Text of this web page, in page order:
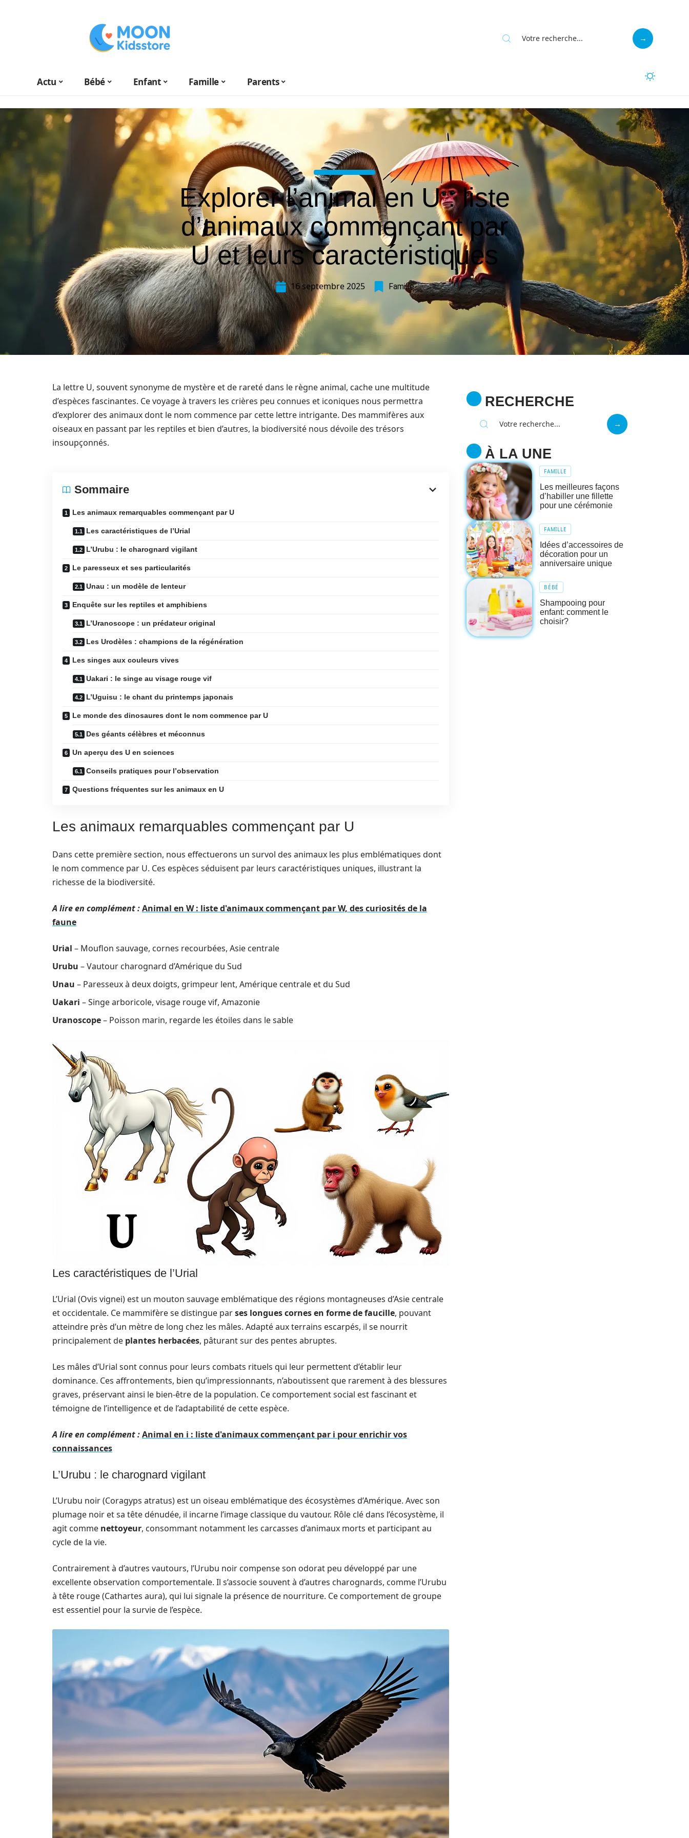
Actu Bébé Enfant Famille Parents
Explorer l’animal en U : liste
d’animaux commençant par
U et leurs caractéristiques
16 septembre 2025 Famille
La lettre U, souvent synonyme de mystère et de rareté dans le règne animal, cache une multitude
d’espèces fascinantes. Ce voyage à travers les crières peu connues et iconiques nous permettra
d’explorer des animaux dont le nom commence par cette lettre intrigante. Des mammifères aux
oiseaux en passant par les reptiles et bien d’autres, la biodiversité nous dévoile des trésors
insoupçonnés.
Sommaire
Les animaux remarquables commençant par U
Les caractéristiques de l’Urial
L’Urubu : le charognard vigilant
Le paresseux et ses particularités
Unau : un modèle de lenteur
Enquête sur les reptiles et amphibiens
L’Uranoscope : un prédateur original
Les Urodèles : champions de la régénération
Les singes aux couleurs vives
Uakari : le singe au visage rouge vif
L’Uguisu : le chant du printemps japonais
Le monde des dinosaures dont le nom commence par U
Des géants célèbres et méconnus
Un aperçu des U en sciences
Conseils pratiques pour l’observation
Questions fréquentes sur les animaux en U
Les animaux remarquables commençant par U
Dans cette première section, nous effectuerons un survol des animaux les plus emblématiques dont
le nom commence par U. Ces espèces séduisent par leurs caractéristiques uniques, illustrant la
richesse de la biodiversité.
A lire en complément :Animal en W : liste d'animaux commençant par W, des curiosités de la
faune
Urial – Mouflon sauvage, cornes recourbées, Asie centrale
Urubu – Vautour charognard d’Amérique du Sud
Unau – Paresseux à deux doigts, grimpeur lent, Amérique centrale et du Sud
Uakari – Singe arboricole, visage rouge vif, Amazonie
Uranoscope– Poisson marin, regarde les étoiles dans le sable
Les caractéristiques de l’Urial
L’Urial (Ovis vignei) est un mouton sauvage emblématique des régions montagneuses d’Asie centrale
et occidentale. Ce mammifère se distingue parses longues cornes en forme de faucille, pouvant
atteindre près d’un mètre de long chez les mâles. Adapté aux terrains escarpés, il se nourrit
principalement de plantes herbacées, pâturant sur des pentes abruptes.
Les mâles d’Urial sont connus pour leurs combats rituels qui leur permettent d’établir leur
dominance. Ces affrontements, bien qu’impressionnants, n’aboutissent que rarement à des blessures
graves, préservant ainsi le bien-être de la population. Ce comportement social est fascinant et
témoigne de l’intelligence et de l’adaptabilité de cette espèce.
A lire en complément :Animal en i : liste d'animaux commençant par i pour enrichir vos
connaissances
L’Urubu : le charognard vigilant
L’Urubu noir (Coragyps atratus) est un oiseau emblématique des écosystèmes d’Amérique. Avec son
plumage noir et sa tête dénudée, il incarne l’image classique du vautour. Rôle clé dans l’écosystème, il
agit comme nettoyeur, consommant notamment les carcasses d’animaux morts et participant au
cycle de la vie.
Contrairement à d’autres vautours, l’Urubu noir compense son odorat peu développé par une
excellente observation comportementale. Il s’associe souvent à d’autres charognards, comme l’Urubu
à tête rouge (Cathartes aura), qui lui signale la présence de nourriture. Ce comportement de groupe
est essentiel pour la survie de l’espèce.
RECHERCHE
À LA UNE
FAMILLE
Les meilleures façons
d’habiller une fillette
pour une cérémonie
FAMILLE
Idées d’accessoires de
décoration pour un
anniversaire unique
BÉBÉ
Shampooing pour
enfant: comment le
choisir?